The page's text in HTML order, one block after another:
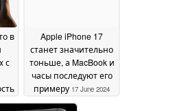
в
с
Apple iPhone 17
станет значительно
тоньше, а MacBook и
часы последуют его
примеру 17 June 2024